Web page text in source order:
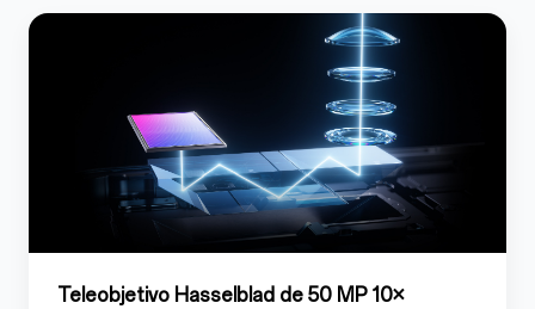
Teleobjetivo Hasselblad de 50 MP 10×